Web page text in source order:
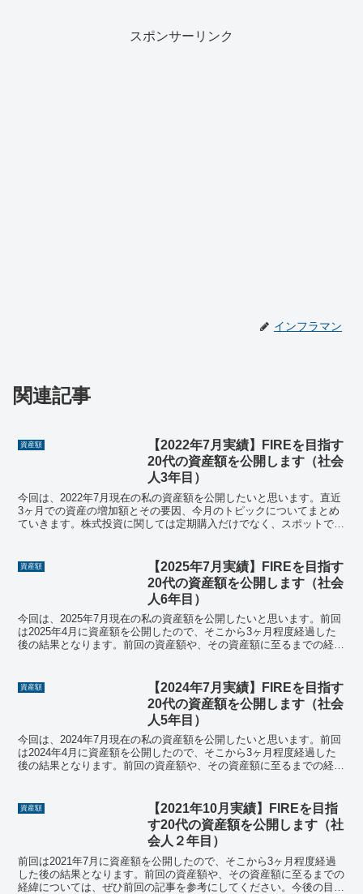
スポンサーリンク
インフラマン
関連記事
資産額
【2022年7月実績】FIREを目指す
20代の資産額を公開します（社会
人3年目）
今回は、2022年7月現在の私の資産額を公開したいと思います。直近
3ヶ月での資産の増加額とその要因、今月のトピックについてまとめ
ていきます。株式投資に関しては定期購入だけでなく、スポットでの
資産額
【2025年7月実績】FIREを目指す
20代の資産額を公開します（社会
人6年目）
今回は、2025年7月現在の私の資産額を公開したいと思います。前回
は2025年4月に資産額を公開したので、そこから3ヶ月程度経過した
後の結果となります。前回の資産額や、その資産額に至るまでの経緯
資産額
【2024年7月実績】FIREを目指す
20代の資産額を公開します（社会
人5年目）
今回は、2024年7月現在の私の資産額を公開したいと思います。前回
は2024年4月に資産額を公開したので、そこから3ヶ月程度経過した
後の結果となります。前回の資産額や、その資産額に至るまでの経緯
資産額
【2021年10月実績】FIREを目指
す20代の資産額を公開します（社
会人２年目）
前回は2021年7月に資産額を公開したので、そこから3ヶ月程度経過
した後の結果となります。前回の資産額や、その資産額に至るまでの
経緯については、ぜひ前回の記事を参考にしてください。今後の目標